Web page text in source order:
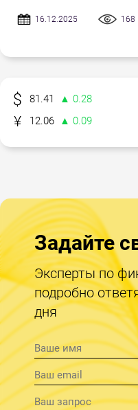
16.12.2025 168
81.41 ▲ 0.28
12.06
▲ 0.09
Задайте
Эксперты по
подробно
дня